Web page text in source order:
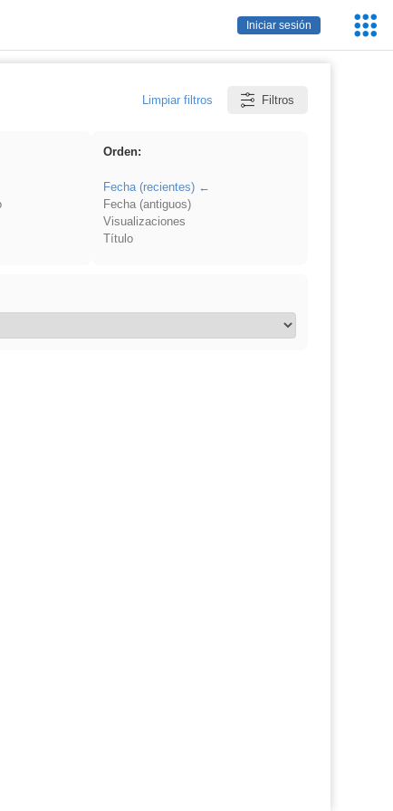
Iniciar sesión
Limpiar filtros Filtros
Orden:
Fecha (recientes)
Fecha (antiguos)
Visualizaciones
Título